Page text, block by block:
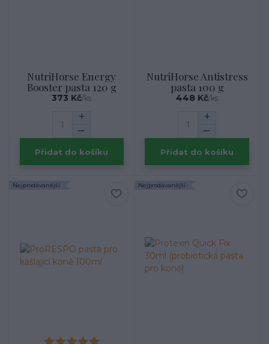
NutriHorse Energy
Booster pasta 120 g
373 Kč/ks
Přidat do košíku
NutriHorse Antistress
pasta 100 g
448 Kč/ks
Přidat do košíku
Nejprodávanější Nejprodávanější